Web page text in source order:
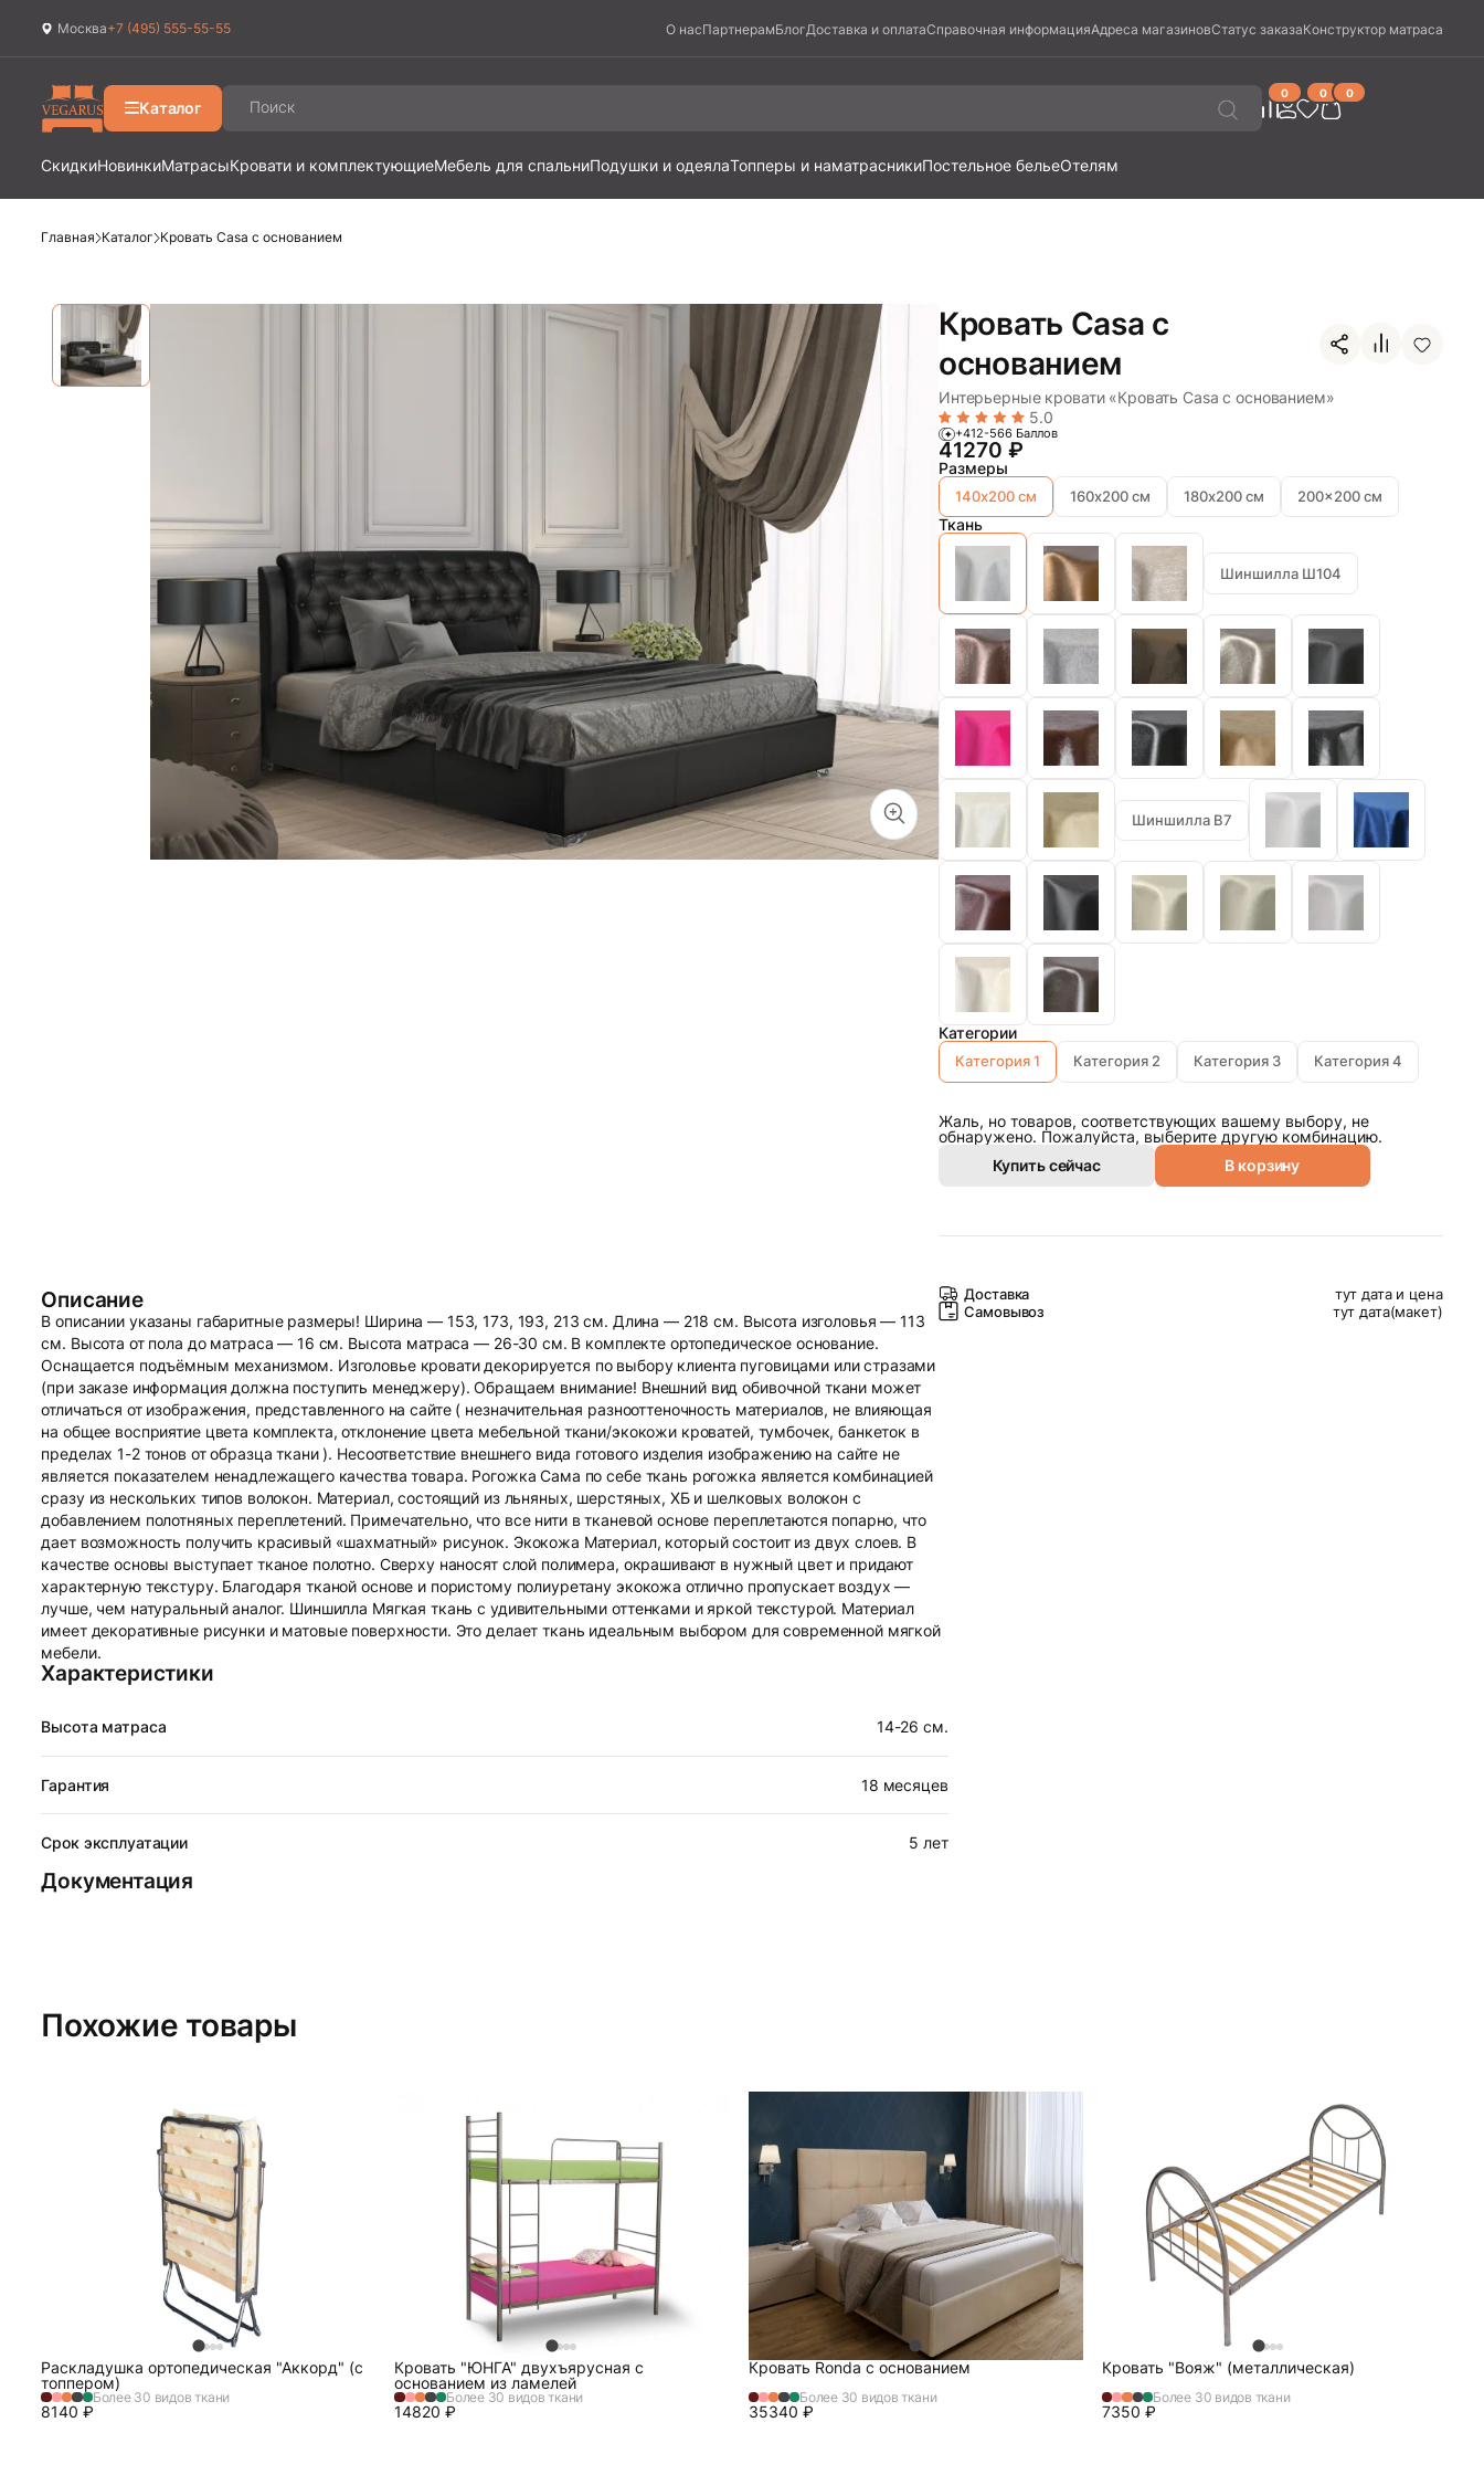
Москва+7 (495) 555-55-55 О насПартнерамБлогДоставка и оплатаСправочная информацияАдреса магазиновСтатус заказаКонструктор матраса
Каталог
0 0 0
СкидкиНовинкиМатрасыКровати и комплектующиеМебель для спальниПодушки и одеялаТопперы и наматрасникиПостельное бельеОтелям
Ваш городМосква?
Да
Главная Каталог Кровать Casa с основанием
Кровать Casa с
основанием
Интерьерные кровати «Кровать Casa с основанием»
5.0
+412-566 Баллов
41270 ₽
Размеры
140х200 см 160х200 см 180х200 см 200x200 см
Ткань
Шиншилла Ш104
Шиншилла В7
Категории
Категория 1 Категория 2 Категория 3 Категория 4
Жаль, но товаров, соответствующих вашему выбору, не
обнаружено. Пожалуйста, выберите другую комбинацию.
Купить сейчас
В корзину
Доставка
тут дата и цена
Самовывоз
тут дата(макет)
Описание
В описании указаны габаритные размеры! Ширина — 153, 173, 193, 213 см. Длина — 218 см. Высота изголовья — 113
см. Высота от пола до матраса — 16 см. Высота матраса — 26-30 см. В комплекте ортопедическое основание.
Оснащается подъёмным механизмом. Изголовье кровати декорируется по выбору клиента пуговицами или стразами
(при заказе информация должна поступить менеджеру). Обращаем внимание! Внешний вид обивочной ткани может
отличаться от изображения, представленного на сайте ( незначительная разнооттеночность материалов, не влияющая
на общее восприятие цвета комплекта, отклонение цвета мебельной ткани/экокожи кроватей, тумбочек, банкеток в
пределах 1-2 тонов от образца ткани ). Несоответствие внешнего вида готового изделия изображению на сайте не
является показателем ненадлежащего качества товара. Рогожка Сама по себе ткань рогожка является комбинацией
сразу из нескольких типов волокон. Материал, состоящий из льняных, шерстяных, ХБ и шелковых волокон с
добавлением полотняных переплетений. Примечательно, что все нити в тканевой основе переплетаются попарно, что
дает возможность получить красивый «шахматный» рисунок. Экокожа Материал, который состоит из двух слоев. В
качестве основы выступает тканое полотно. Сверху наносят слой полимера, окрашивают в нужный цвет и придают
характерную текстуру. Благодаря тканой основе и пористому полиуретану экокожа отлично пропускает воздух —
лучше, чем натуральный аналог. Шиншилла Мягкая ткань с удивительными оттенками и яркой текстурой. Материал
имеет декоративные рисунки и матовые поверхности. Это делает ткань идеальным выбором для современной мягкой
мебели.
Характеристики
Высота матраса 14-26 см.
Гарантия 18 месяцев
Срок эксплуатации 5 лет
Документация
Похожие товары
Раскладушка ортопедическая "Аккорд" (с
топпером)
Более 30 видов ткани
8140₽
Кровать "ЮНГА" двухъярусная с
основанием из ламелей
Более 30 видов ткани
14820₽
Кровать Ronda с основанием
Более 30 видов ткани
35340 ₽
Кровать "Вояж" (металлическая)
Более 30 видов ткани
7350 ₽